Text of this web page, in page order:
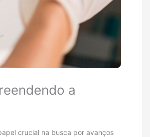
a
crucial na busca por avanços